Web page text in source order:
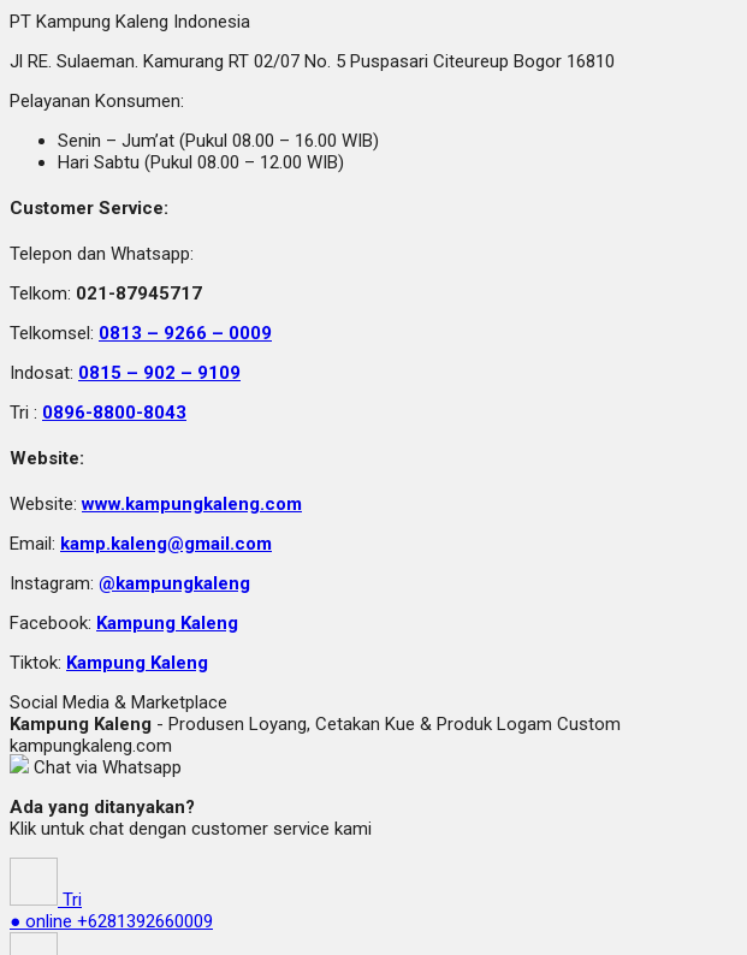
PT Kampung Kaleng Indonesia
Jl RE. Sulaeman. Kamurang RT 02/07 No. 5 Puspasari Citeureup Bogor 16810
Pelayanan Konsumen:
Senin – Jum’at (Pukul 08.00 – 16.00 WIB)
Hari Sabtu (Pukul 08.00 – 12.00 WIB)
Customer Service:
Telepon dan Whatsapp:
Telkom: 021-87945717
Telkomsel: 0813 – 9266 – 0009
Indosat: 0815 – 902 – 9109
Tri : 0896-8800-8043
Website:
Website:www.kampungkaleng.com
Email: kamp.kaleng@gmail.com
Instagram: @kampungkaleng
Facebook: Kampung Kaleng
Tiktok: Kampung Kaleng
Social Media & Marketplace
Kampung Kaleng - Produsen Loyang, Cetakan Kue & Produk Logam Custom
kampungkaleng.com
Chat via Whatsapp
Ada yang ditanyakan?
Klik untuk chat dengan customer service kami
Tri
● online +6281392660009